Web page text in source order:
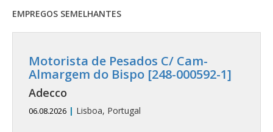
EMPREGOS SEMELHANTES
Motorista de Pesados C/ Cam-
Almargem do Bispo [248-000592-1]
Adecco
06.08.2026 | Lisboa, Portugal